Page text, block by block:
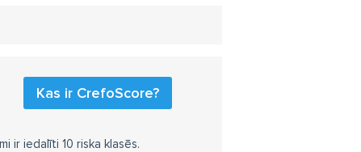
Kas ir CrefoScore?
ir iedalīti 10 riska klasēs.